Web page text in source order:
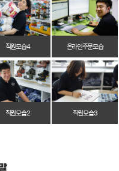
직원 모습 4 온라인 주문 모습
직원 모습 2 직원 모습 3